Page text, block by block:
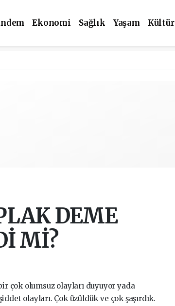
Ekonomi Sağlık Yaşam Kültür
DEME
Mİ?
çok olumsuz olayları duyuyor yada
olayları. Çok üzüldük ve çok şaşırdık.